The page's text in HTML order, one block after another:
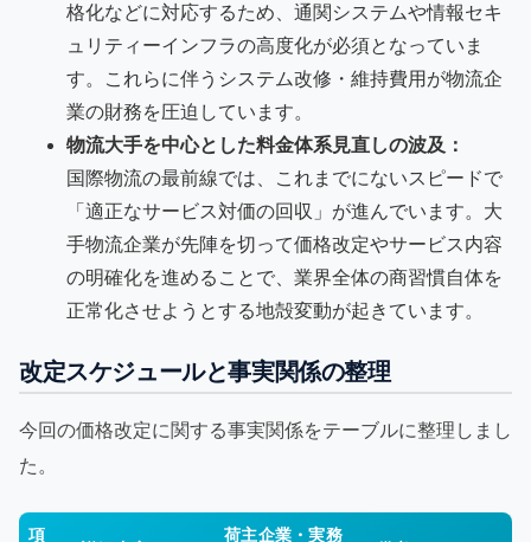
格化などに対応するため、通関システムや情報セキ
ュリティーインフラの高度化が必須となっていま
す。これらに伴うシステム改修・維持費用が物流企
業の財務を圧迫しています。
物流大手を中心とした料金体系見直しの波及：
国際物流の最前線では、これまでにないスピードで
「適正なサービス対価の回収」が進んでいます。大
手物流企業が先陣を切って価格改定やサービス内容
の明確化を進めることで、業界全体の商習慣自体を
正常化させようとする地殻変動が起きています。
改定スケジュールと事実関係の整理
今回の価格改定に関する事実関係をテーブルに整理しまし
た。
項
荷主企業・実務